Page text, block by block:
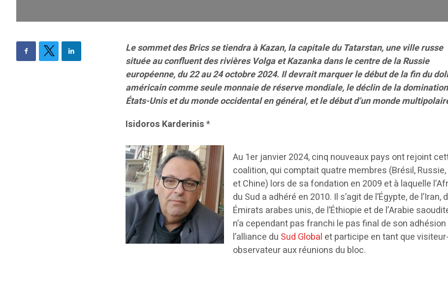
Le sommet des Brics se tiendra à Kazan, la capitale du Tatarstan, une ville russe
située au confluent des rivières Volga et Kazanka dans le centre de la Russie
européenne, du 22 au 24 octobre 2024.Il devrait marquer le début de la fin du
américain comme seule monnaie de réserve mondiale, le déclin de la
États-Unis et du monde occidental en général, et le début d’un monde
Isidoros Karderinis*
Au 1er janvier 2024, cinq nouveaux pays ont rejoint
coalition, qui comptait quatre membres (Brésil, Russie,
et Chine) lors de sa fondation en 2009 et à laquelle
du Sud a adhéré en 2010. Il s’agit de l’Égypte, de l’Iran,
Émirats arabes unis, de l’Éthiopie et de l’Arabie
n’a cependant pas franchi le pas final de son adhésion
l’alliance du Sud Global et participe en tant que visiteur-
observateur aux réunions du bloc.